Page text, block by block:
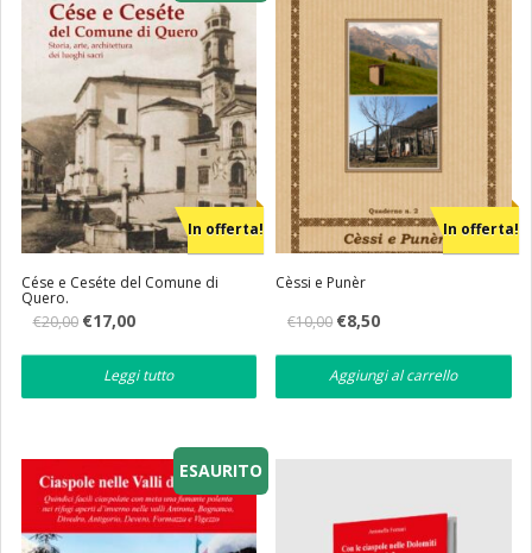
In offerta!
Cése e Ceséte del Comune di
Quero.
€20,00 Il
prezzo
originale
€17,00Il
attuale
è:
Leggi tutto
In offerta!
Cèssi e Punèr
€10,00 Il
prezzo
originale
era:
€8,50Il
attuale
è:
Aggiungi al carrello
ESAURITO